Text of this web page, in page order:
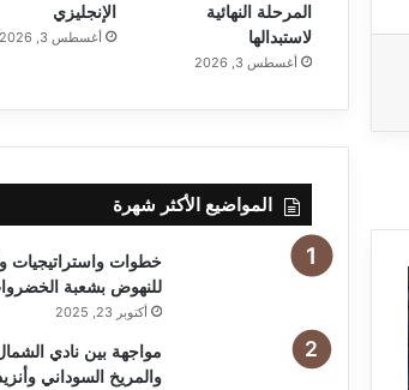
المرحلة النهائية
لاستبدالها
أغسطس 3, 2026
الإنجليزي
أغسطس 3, 2026
المواضيع الأكثر شهرة
خطوات واستراتيجيات
للنهوض بشعبة
أكتوبر 23, 2025
مواجهة بين نادي
والمريخ السوداني